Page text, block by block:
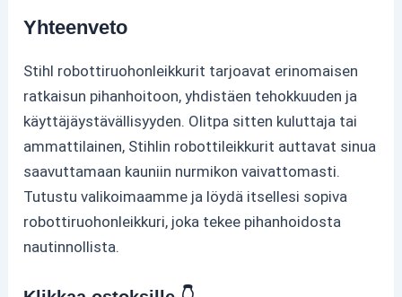
Yhteenveto
Stihl robottiruohonleikkurit tarjoavat erinomaisen
ratkaisun pihanhoitoon, yhdistäen tehokkuuden ja
käyttäjäystävällisyyden. Olitpa sitten kuluttaja tai
ammattilainen, Stihlin robottileikkurit auttavat sinua
saavuttamaan kauniin nurmikon vaivattomasti.
Tutustu valikoimaamme ja löydä itsellesi sopiva
robottiruohonleikkuri, joka tekee pihanhoidosta
nautinnollista.